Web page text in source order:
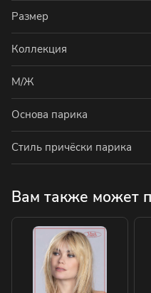
Размер
Коллекция
М/Ж
Основа парика
Стиль причёски парика
Вам также может